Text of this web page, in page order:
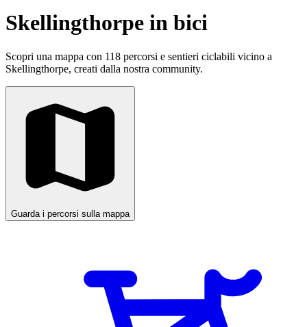
Skellingthorpe in bici
Scopri una mappa con 118 percorsi e sentieri ciclabili vicino a
Skellingthorpe, creati dalla nostra community.
Guarda i percorsi sulla mappa